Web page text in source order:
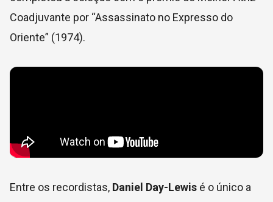
Coadjuvante por “Assassinato no Expresso do
Oriente” (1974).
Entre os recordistas, Daniel Day-Lewis é o único a